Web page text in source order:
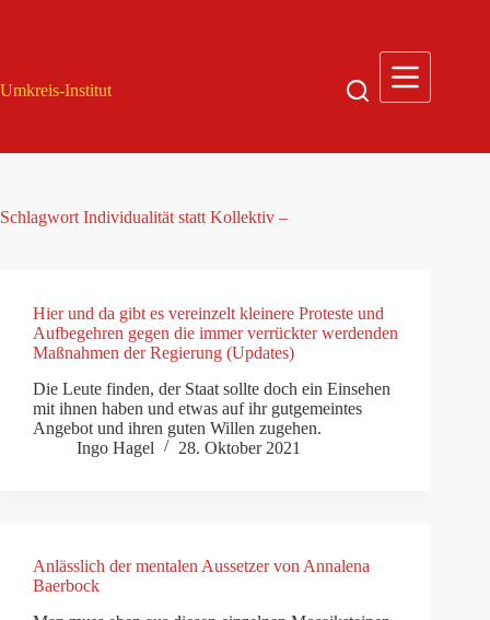
Umkreis-Institut
Schlagwort Individualität statt Kollektiv –
Hier und da gibt es vereinzelt kleinere Proteste und
Aufbegehren gegen die immer verrückter werdenden
Maßnahmen der Regierung (Updates)
Die Leute finden, der Staat sollte doch ein Einsehen
mit ihnen haben und etwas auf ihr gutgemeintes
Angebot und ihren guten Willen zugehen.
Ingo Hagel
28. Oktober 2021
Anlässlich der mentalen Aussetzer von Annalena
Baerbock